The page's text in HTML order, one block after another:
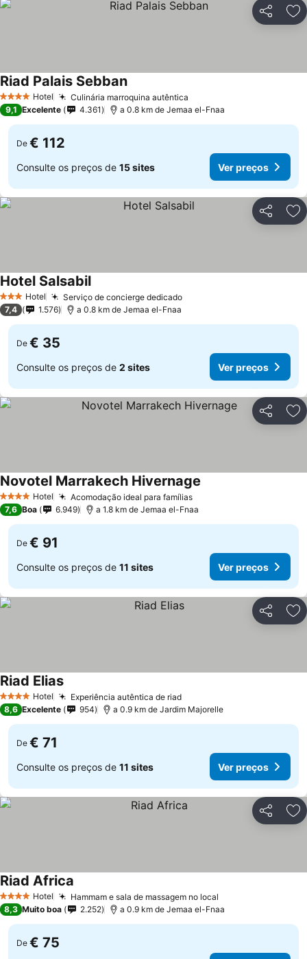
Partilhar
4 EstrelasHotel Culinária marroquina autêntica
Riad Palais Sebban
9,1 Excelente 4.361 a 0.8 km de Jemaa el-Fnaa
De € 112
Consulte os preços de 15 sites Ver preços
Partilhar
3 EstrelasHotel Serviço de concierge dedicado
Hotel Salsabil
7,4 1.576 a 0.8 km de Jemaa el-Fnaa
De € 35
Consulte os preços de 2 sites Ver preços
Partilhar
4 EstrelasHotel Acomodação ideal para famílias
Novotel Marrakech Hivernage
7,6 Boa 6.949 a 1.8 km de Jemaa el-Fnaa
De € 91
Consulte os preços de 11 sites Ver preços
Partilhar
4 EstrelasHotel Experiência autêntica de riad
Riad Elias
8,6 Excelente 954 a 0.9 km de Jardim Majorelle
De € 71
Consulte os preços de 11 sites Ver preços
Partilhar
4 EstrelasHotel Hammam e sala de massagem no local
Riad Africa
8,3 Muito boa 2.252 a 0.9 km de Jemaa el-Fnaa
De € 75